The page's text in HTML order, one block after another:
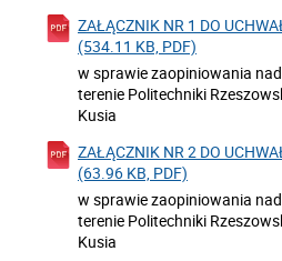
ZAŁĄCZNIK NR 1 DO
(534.11 KB, PDF)
w sprawie zaopiniowania
terenie Politechniki
Kusia
ZAŁĄCZNIK NR 2 DO
(63.96 KB, PDF)
w sprawie zaopiniowania
terenie Politechniki
Kusia